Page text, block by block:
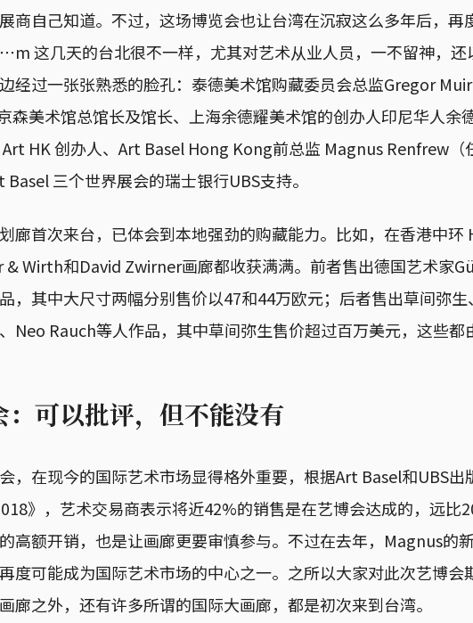
商自己知道。不过，这场博览会也让台湾在沉寂这么多年后，再
这几天的台北很不一样，尤其对艺术从业人员，一不留神，还
经过一张张熟悉的脸孔：泰德美术馆购藏委员会总监Gregor
森美术馆总馆长及馆长、上海余德耀美术馆的创办人印尼华人
HK 创办人、Art Basel Hong Kong前总监 Magnus Renfrew（
Basel 三个世界展会的瑞士银行UBS支持。
廊首次来台，已体会到本地强劲的购藏能力。比如，在香港中环
& Wirth和David Zwirner画廊都收获满满。前者售出德国艺术家
，其中大尺寸两幅分别售价以47和44万欧元；后者售出草间弥
Neo Rauch等人作品，其中草间弥生售价超过百万美元，这些都
：可以批评，但不能没有
，在现今的国际艺术市场显得格外重要，根据Art Basel和UBS
》，艺术交易商表示将近42%的销售是在艺博会达成的，远比
高额开销，也是让画廊更要审慎参与。不过在去年，Magnus的
度可能成为国际艺术市场的中心之一。之所以大家对此次艺博会
廊之外，还有许多所谓的国际大画廊，都是初次来到台湾。